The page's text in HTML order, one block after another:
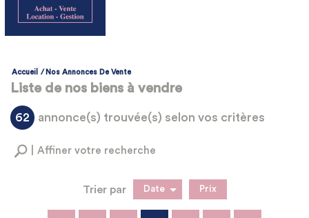
Accueil Nos Annonces De Vente
Liste de nos biens à vendre
62 annonce(s) trouvée(s) selon vos critères
Affiner votre recherche
Vente
Trier par Date Prix